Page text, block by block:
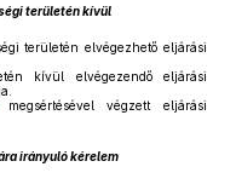
területén kívül
területén elvégezhető eljárási
kívül elvégezendő eljárási
megsértésével végzett eljárási
irányuló kérelem